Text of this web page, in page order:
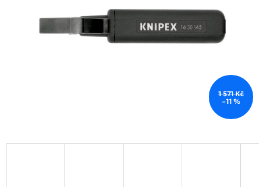
1 571 Kč
–11 %